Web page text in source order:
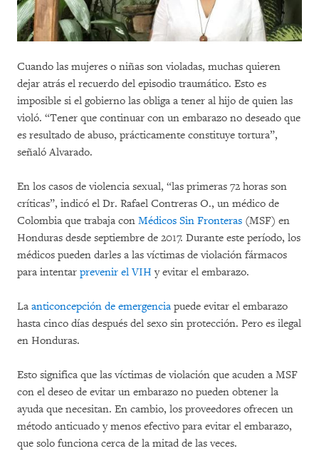
Cuando las mujeres o niñas son violadas, muchas quieren
dejar atrás el recuerdo del episodio traumático. Esto es
imposible si el gobierno las obliga a tener al hijo de quien las
violó. “Tener que continuar con un embarazo no deseado que
es resultado de abuso, prácticamente constituye tortura”,
señaló Alvarado.
En los casos de violencia sexual, “las primeras 72 horas son
críticas”, indicó el Dr. Rafael Contreras O., un médico de
Colombia que trabaja con Médicos Sin Fronteras (MSF) en
Honduras desde septiembre de 2017. Durante este período, los
médicos pueden darles a las víctimas de violación fármacos
para intentar prevenir el VIH y evitar el embarazo.
La anticoncepción de emergencia puede evitar el embarazo
hasta cinco días después del sexo sin protección. Pero es ilegal
en Honduras.
Esto significa que las víctimas de violación que acuden a MSF
con el deseo de evitar un embarazo no pueden obtener la
ayuda que necesitan. En cambio, los proveedores ofrecen un
método anticuado y menos efectivo para evitar el embarazo,
que solo funciona cerca de la mitad de las veces.